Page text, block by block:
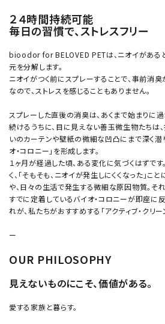
２４時間持続可能
毎日の習慣で、ストレスフリー
bioodor for BELOVED PETは、ニオイがある
元を分解します。
ニオイがつく前にスプレーすることで、事前消
なので、ストレスを感じることもありません。
スプレーした直後の消臭は、あくまで始まりに過
続けるうちに、目に見えない善玉微生物たちは
いのカーテンや壁紙の微細な凹凸にまで深く潜
オ・コロニー」を形成します。
１ヶ月が経過した頃、ある変化に気づくはずです
く、「そもそも、ニオイが発生しにくくなった」こ
や、日々の生活で発生する微細な原因物質。そ
すでに定着しているバイオ・コロニーが即座に
れが、私たちがおすすめする「アクティブ・クリー
ー
OUR PHILOSOPHY
見えないものにこそ、価値がある。
愛する家族と暮らす。